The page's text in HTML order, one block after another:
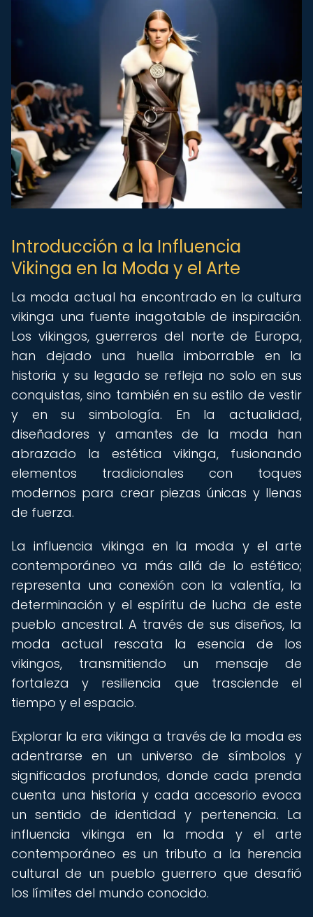
Introducción a la Influencia
Vikinga en la Moda y el Arte
La moda actual ha encontrado en la cultura
vikinga una fuente inagotable de inspiración.
Los vikingos, guerreros del norte de Europa,
han dejado una huella imborrable en la
historia y su legado se refleja no solo en sus
conquistas, sino también en su estilo de vestir
y en su simbología. En la actualidad,
diseñadores y amantes de la moda han
abrazado la estética vikinga, fusionando
elementos tradicionales con toques
modernos para crear piezas únicas y llenas
de fuerza.
La influencia vikinga en la moda y el arte
contemporáneo va más allá de lo estético;
representa una conexión con la valentía, la
determinación y el espíritu de lucha de este
pueblo ancestral. A través de sus diseños, la
moda actual rescata la esencia de los
vikingos, transmitiendo un mensaje de
fortaleza y resiliencia que trasciende el
tiempo y el espacio.
Explorar la era vikinga a través de la moda es
adentrarse en un universo de símbolos y
significados profundos, donde cada prenda
cuenta una historia y cada accesorio evoca
un sentido de identidad y pertenencia. La
influencia vikinga en la moda y el arte
contemporáneo es un tributo a la herencia
cultural de un pueblo guerrero que desafió
los límites del mundo conocido.